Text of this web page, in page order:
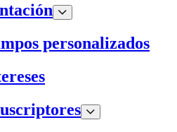
personalizados